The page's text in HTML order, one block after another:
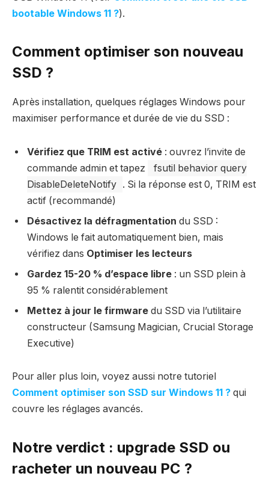
bootable Windows 11 ?).
Comment optimiser son nouveau
SSD ?
Après installation, quelques réglages Windows pour
maximiser performance et durée de vie du SSD :
Vérifiez que TRIM est activé : ouvrez l’invite de
commande admin et tapez
fsutil behavior query
DisableDeleteNotify . Si la réponse est 0, TRIM est
actif (recommandé)
Désactivez la défragmentation du SSD :
Windows le fait automatiquement bien, mais
vérifiez dans Optimiser les lecteurs
Gardez 15-20 % d’espace libre : un SSD plein à
95 % ralentit considérablement
Mettez à jour le firmware du SSD via l’utilitaire
constructeur (Samsung Magician, Crucial Storage
Executive)
Pour aller plus loin, voyez aussi notre tutoriel
Comment optimiser son SSD sur Windows 11 ? qui
couvre les réglages avancés.
Notre verdict : upgrade SSD ou
racheter un nouveau PC ?